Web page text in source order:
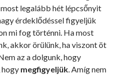
legalább hét lépcsőnyit
érdeklődéssel figyeljük
mi fog történni. Ha most
akkor örülünk, ha viszont öt
az a dolgunk, hogy
hogy megfigyeljük. Amíg nem